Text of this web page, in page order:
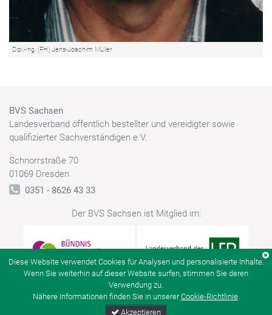
Dipl.-Ing. (FH) Jens-Joachim Müller
BVS Sachsen
Landesverband öffentlich bestellter und vereidigter sowie
qualifizierter Sachverständigen e.V.
Schnorrstraße 70
01069 Dresden
0351 - 8626 43 33
Der BVS Sachsen ist Mitglied im:
Kontakt Datenschutz
Diese Website verwendet Cookies für Analysen und personalisierte Inhalte.
Wenn Sie weiterhin auf dieser Website surfen, stimmen Sie deren
Verwendung zu.
Nähere Informationen finden Sie in unsererCookie-Richtlinie.
Akzeptieren